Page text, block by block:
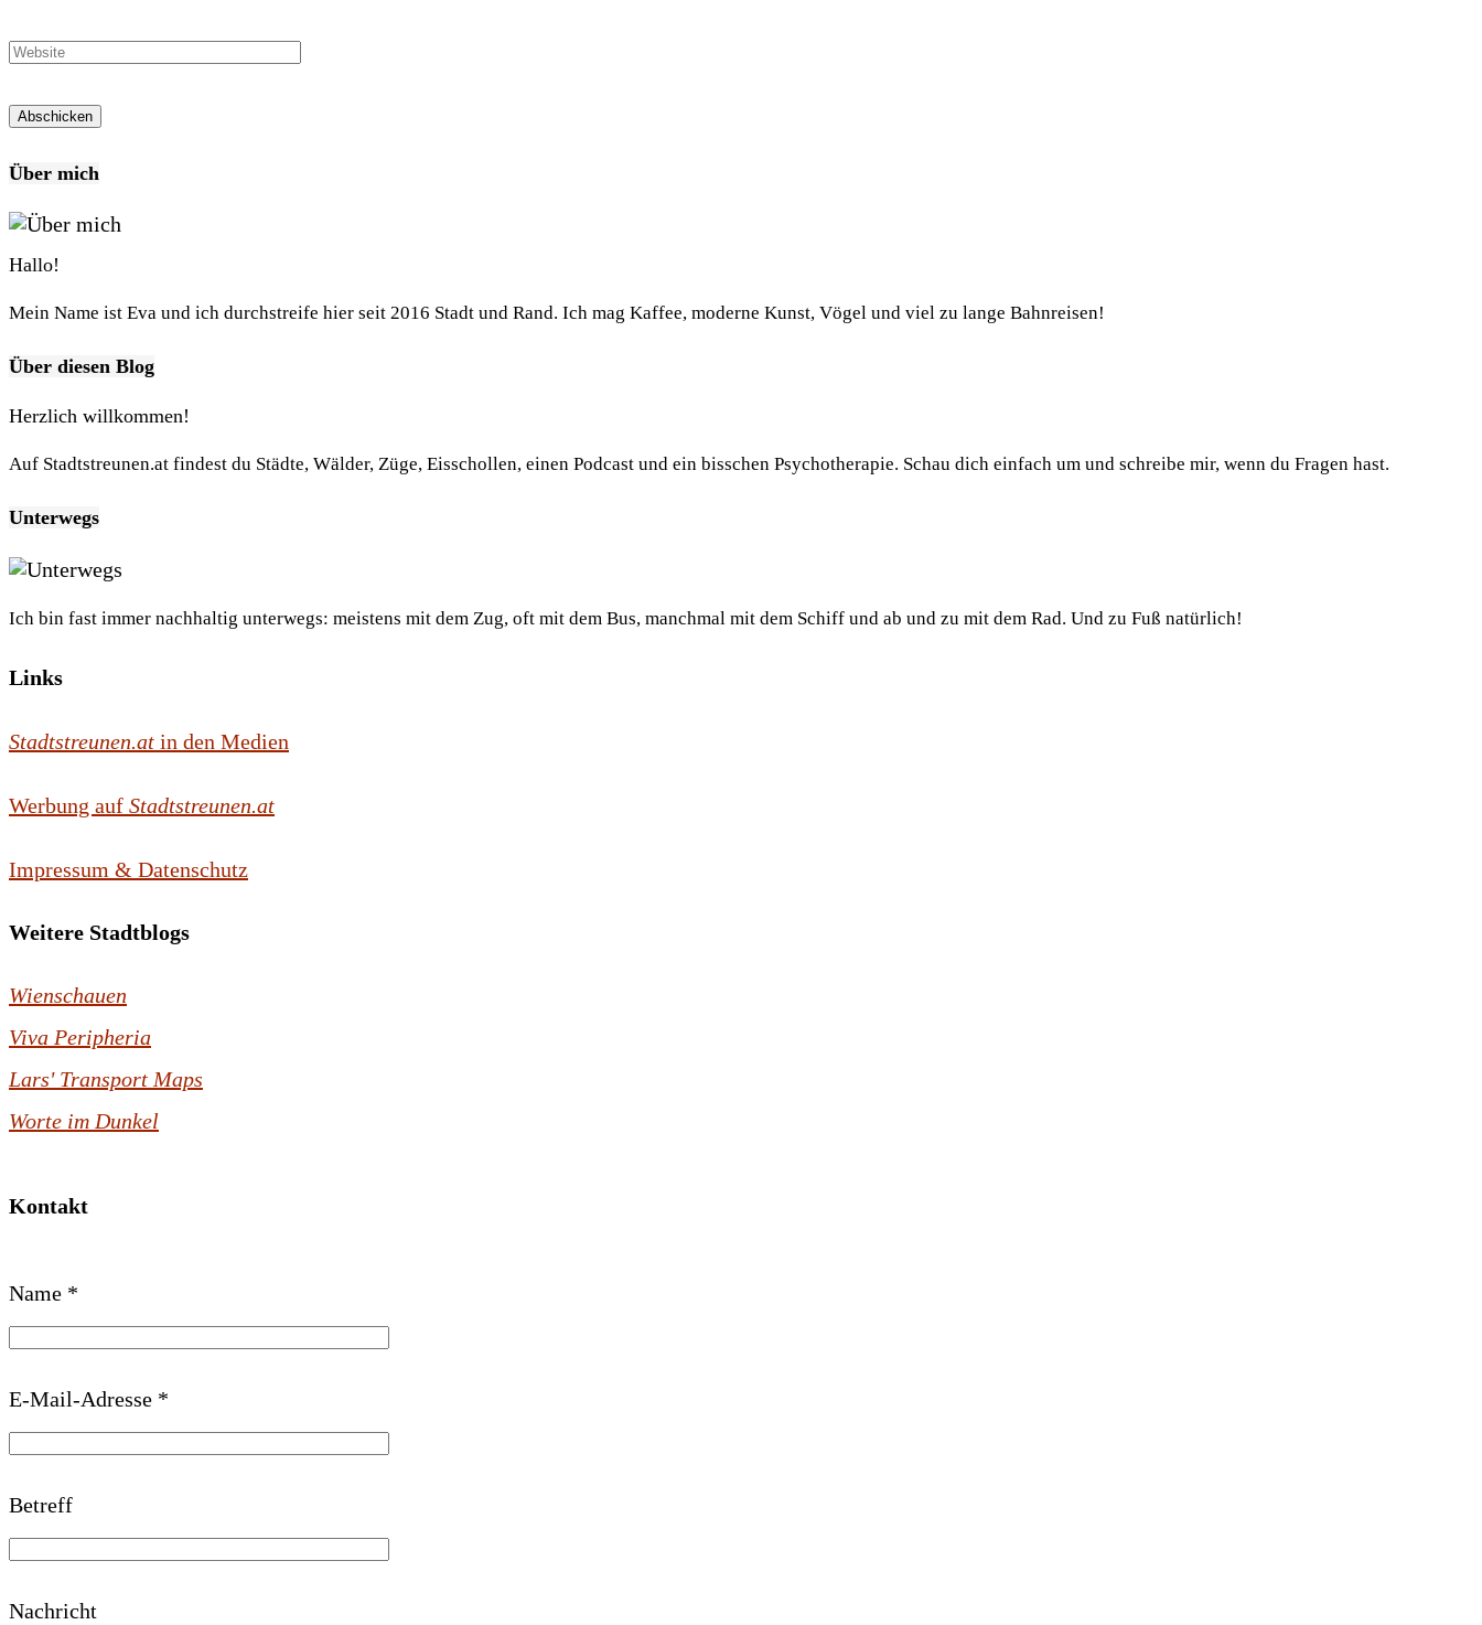
Über mich
Hallo!
Mein Name ist Eva und ich durchstreife hier seit 2016 Stadt und Rand. Ich mag Kaffee, moderne Kunst, Vögel und viel zu lange Bahnreisen!
Über diesen Blog
Herzlich willkommen!
Auf Stadtstreunen.at findest du Städte, Wälder, Züge, Eisschollen, einen Podcast und ein bisschen Psychotherapie. Schau dich einfach um und schreibe mir, wenn du Fragen hast.
Unterwegs
Ich bin fast immer nachhaltig unterwegs: meistens mit dem Zug, oft mit dem Bus, manchmal mit dem Schiff und ab und zu mit dem Rad. Und zu Fuß natürlich!
Links
Stadtstreunen.at in den Medien
Werbung auf Stadtstreunen.at
Impressum & Datenschutz
Weitere Stadtblogs
Wienschauen
Viva Peripheria
Lars' Transport Maps
Worte im Dunkel
Kontakt
t
t
e
s
s
Name *
E-Mail-Adresse *
Betreff
Nachricht